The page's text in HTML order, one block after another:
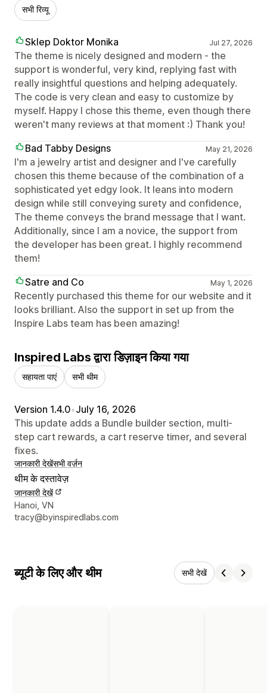
सभी रिव्यू
Sklep Doktor Monika Jul 27, 2026
The theme is nicely designed and modern - the
support is wonderful, very kind, replying fast with
really insightful questions and helping adequately.
The code is very clean and easy to customize by
myself. Happy I chose this theme, even though there
weren't many reviews at that moment :) Thank you!
Bad Tabby Designs
May 21, 2026
I'm a jewelry artist and designer and I've carefully
chosen this theme because of the combination of a
sophisticated yet edgy look. It leans into modern
design while still conveying surety and confidence,
The theme conveys the brand message that I want.
Additionally, since I am a novice, the support from
the developer has been great. I highly recommend
them!
Satre and Co
May 1, 2026
Recently purchased this theme for our website and it
looks brilliant. Also the support in set up from the
Inspire Labs team has been amazing!
Inspired Labs द्वारा डिज़ाइन किया गया
सहायता पाएं सभी थीम
Version 1.4.0•July 16, 2026
This update adds a Bundle builder section, multi-
step cart rewards, a cart reserve timer, and several
fixes.
जानकारी देखेंसभी वर्ज़न
थीम के दस्तावेज़
जानकारी देखें
डिज़ाइनर के संपर्क की जानकारी
Hanoi, VN
tracy@byinspiredlabs.com
ब्यूटी के लिए और थीम सभी देखें